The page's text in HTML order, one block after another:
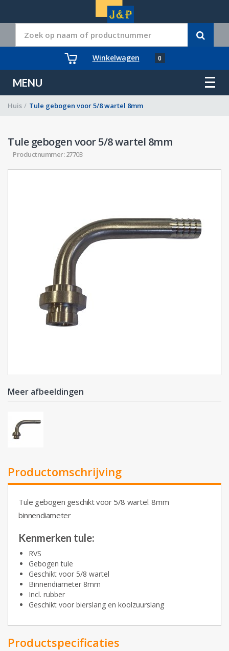
Winkelwagen 0
MENU
Huis / Tule gebogen voor 5/8 wartel 8mm
Tule gebogen voor 5/8 wartel 8mm
Productnummer: 27703
Meer afbeeldingen
Productomschrijving
Tule gebogen geschikt voor 5/8 wartel. 8mm
binnendiameter
Kenmerken tule:
RVS
Gebogen tule
Geschikt voor 5/8 wartel
Binnendiameter 8mm
Incl. rubber
Geschikt voor bierslang en koolzuurslang
Productspecificaties